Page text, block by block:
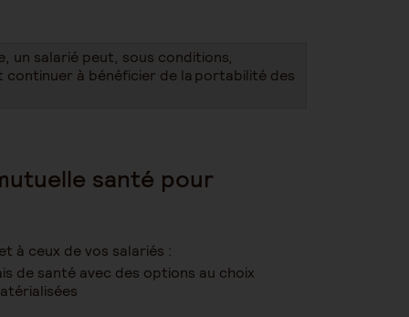
un salarié peut, sous conditions,
continuer à bénéficier de la portabilité des
santé pour
à ceux de vos salariés :
de santé avec des options au choix